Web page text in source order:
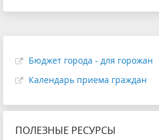
Бюджет города - для горожан
Календарь приема граждан
ПОЛЕЗНЫЕ РЕСУРСЫ